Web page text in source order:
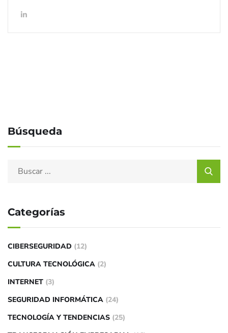
Búsqueda
Categorías
CIBERSEGURIDAD (12)
CULTURA TECNOLÓGICA (2)
INTERNET (3)
SEGURIDAD INFORMÁTICA (24)
TECNOLOGÍA Y TENDENCIAS (25)